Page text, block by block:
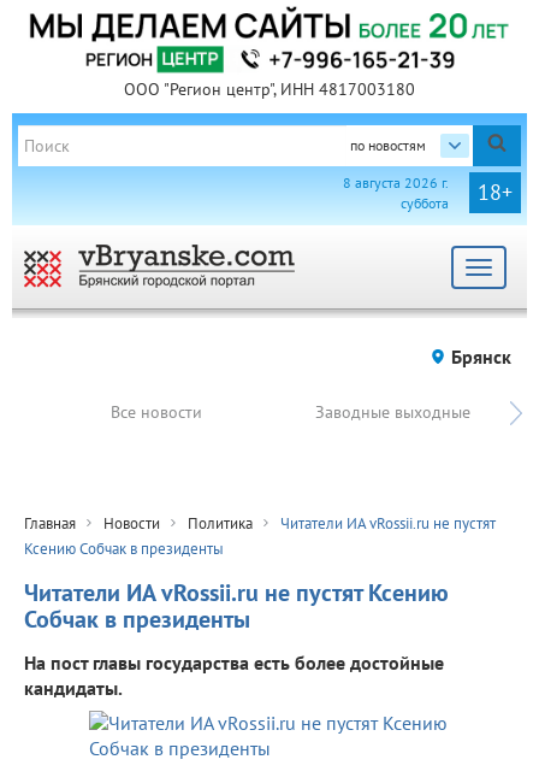
ООО "Регион центр", ИНН 4817003180
по новостям
18+
8 августа 2026 г.
суббота
Toggle
Брянск
Все новости Заводные выходные
Главная Новости Политика
Читатели ИА vRossii.ru не пустят
Ксению Собчак в президенты
Читатели ИА vRossii.ru не пустят Ксению
Собчак в президенты
На пост главы государства есть более достойные
кандидаты.